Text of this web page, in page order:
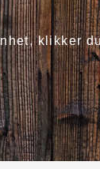
klikker